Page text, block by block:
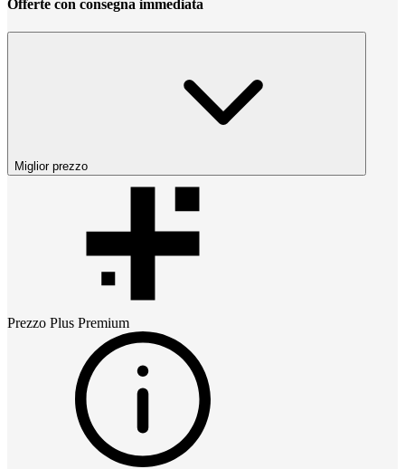
Offerte con consegna immediata
Miglior prezzo
Prezzo Plus Premium